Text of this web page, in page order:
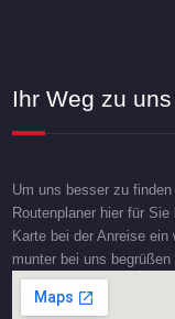
Ihr Weg zu uns
Um uns besser zu
Routenplaner hier für
Karte bei der Anreise
munter bei uns begrüßen